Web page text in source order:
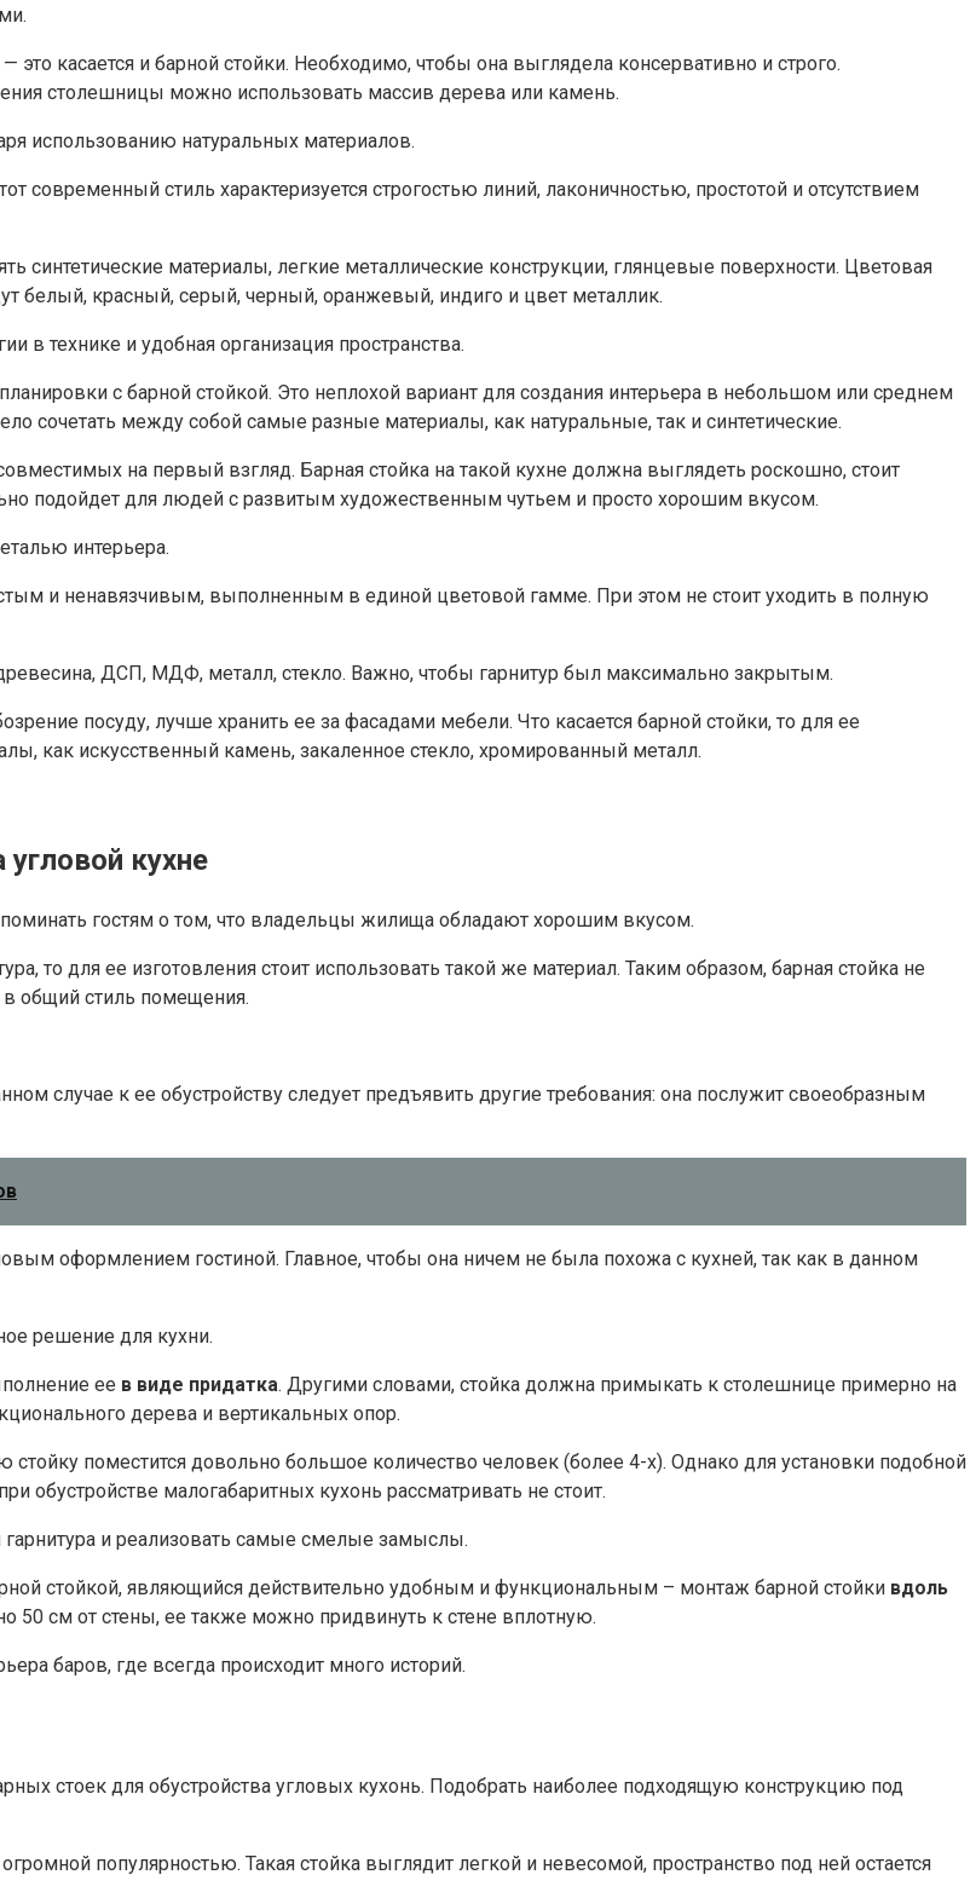
касается и барной стойки. Необходимо, чтобы она выглядела консервативно и строго.
столешницы можно использовать массив дерева или камень.
использованию натуральных материалов.
современный стиль характеризуется строгостью линий, лаконичностью, простотой и отсутствием
синтетические материалы, легкие металлические конструкции, глянцевые поверхности. Цветовая
белый, красный, серый, черный, оранжевый, индиго и цвет металлик.
в технике и удобная организация пространства.
с барной стойкой. Это неплохой вариант для создания интерьера в небольшом или среднем
сочетать между собой самые разные материалы, как натуральные, так и синтетические.
на первый взгляд. Барная стойка на такой кухне должна выглядеть роскошно, стоит
подойдет для людей с развитым художественным чутьем и просто хорошим вкусом.
интерьера.
и ненавязчивым, выполненным в единой цветовой гамме. При этом не стоит уходить в полную
ДСП, МДФ, металл, стекло. Важно, чтобы гарнитур был максимально закрытым.
посуду, лучше хранить ее за фасадами мебели. Что касается барной стойки, то для ее
как искусственный камень, закаленное стекло, хромированный металл.
кухне
гостям о том, что владельцы жилища обладают хорошим вкусом.
то для ее изготовления стоит использовать такой же материал. Таким образом, барная стойка не
в общий стиль помещения.
случае к ее обустройству следует предъявить другие требования: она послужит своеобразным
оформлением гостиной. Главное, чтобы она ничем не была похожа с кухней, так как в данном
решение для кухни.
ее в виде придатка. Другими словами, стойка должна примыкать к столешнице примерно на
дерева и вертикальных опор.
стойку поместится довольно большое количество человек (более 4-х). Однако для установки подобной
обустройстве малогабаритных кухонь рассматривать не стоит.
и реализовать самые смелые замыслы.
стойкой, являющийся действительно удобным и функциональным – монтаж барной стойки вдоль
50 см от стены, ее также можно придвинуть к стене вплотную.
баров, где всегда происходит много историй.
стоек для обустройства угловых кухонь. Подобрать наиболее подходящую конструкцию под
популярностью. Такая стойка выглядит легкой и невесомой, пространство под ней остается